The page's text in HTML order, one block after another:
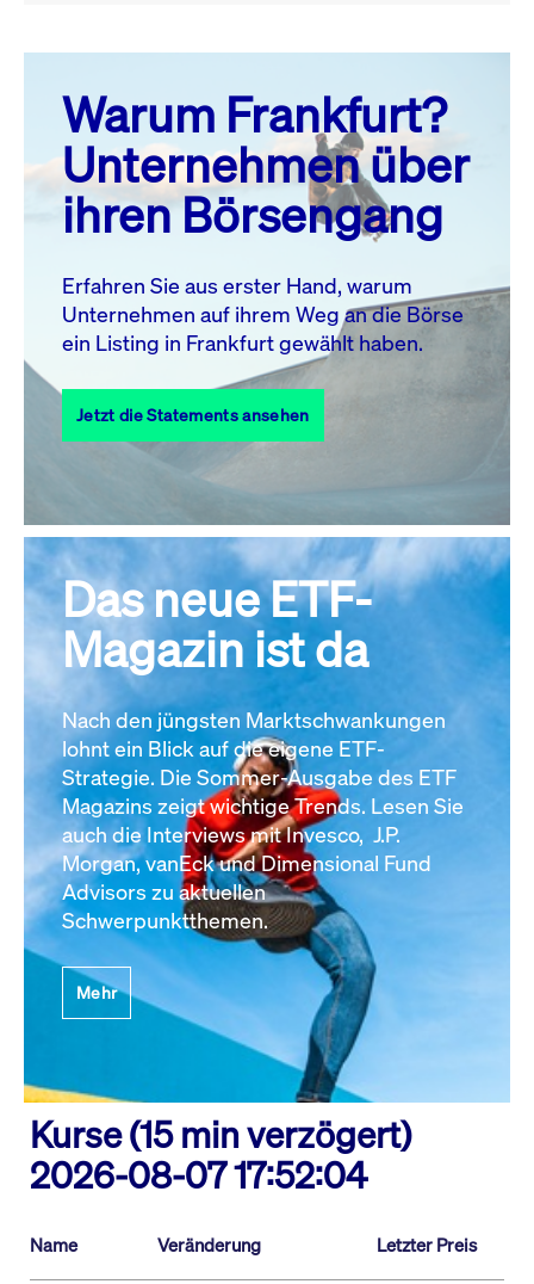
August 26
MO. DI. MI. DO. FR. SA. SO.
1
2
3
4 5 6 7 8
10 11 13 14
17
18 19 20 21 22
23
27 28
31
Alle Events
Warum Frankfurt?
Unternehmen über
ihren Börsengang
Erfahren Sie aus erster Hand, warum
Unternehmen auf ihrem Weg an die Börse
ein Listing in Frankfurt gewählt haben.
Jetzt die Statements ansehen
Das neue ETF-
Magazin ist da
Nach den jüngsten Marktschwankungen
lohnt ein Blick auf die eigene ETF-
Strategie. Die Sommer-Ausgabe des ETF
Magazins zeigt wichtige Trends. Lesen Sie
auch die Interviews mit Invesco, J.P.
Morgan, vanEck und Dimensional Fund
Advisors zu aktuellen
Schwerpunktthemen.
Mehr
Kurse (15 min verzögert)
2026-08-07 17:52:04
Name Veränderung Letzter Preis